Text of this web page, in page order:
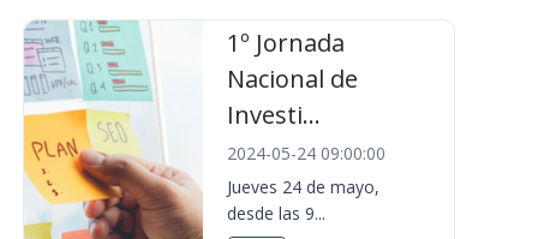
1º Jornada
Nacional de
Investi...
2024-05-24 09:00:00
Jueves 24 de mayo,
desde las 9...